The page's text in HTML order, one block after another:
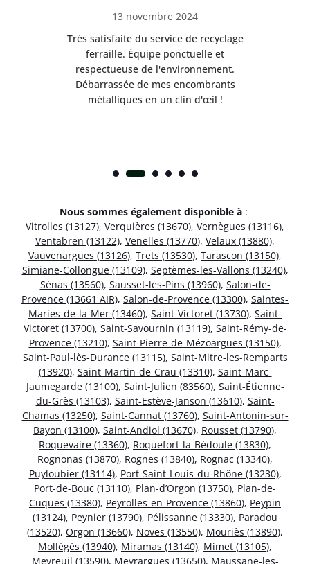
13 novembre 2024
Très satisfaite du service de recyclage
ferraille. Équipe ponctuelle et
respectueuse de l'environnement.
Débarrassée de mes encombrants
métalliques en un clin d'œil !
Nous sommes également disponible à :
Vitrolles (13127), Verquières (13670), Vernègues (13116),
Ventabren (13122), Venelles (13770), Velaux (13880),
Vauvenargues (13126), Trets (13530), Tarascon (13150),
Simiane-Collongue (13109), Septèmes-les-Vallons (13240),
Sénas (13560), Sausset-les-Pins (13960), Salon-de-
Provence (13661 AIR), Salon-de-Provence (13300), Saintes-
Maries-de-la-Mer (13460), Saint-Victoret (13730), Saint-
Victoret (13700), Saint-Savournin (13119), Saint-Rémy-de-
Provence (13210), Saint-Pierre-de-Mézoargues (13150),
Saint-Paul-lès-Durance (13115), Saint-Mitre-les-Remparts
(13920), Saint-Martin-de-Crau (13310), Saint-Marc-
Jaumegarde (13100), Saint-Julien (83560), Saint-Étienne-
du-Grès (13103), Saint-Estève-Janson (13610), Saint-
Chamas (13250), Saint-Cannat (13760), Saint-Antonin-sur-
Bayon (13100), Saint-Andiol (13670), Rousset (13790),
Roquevaire (13360), Roquefort-la-Bédoule (13830),
Rognonas (13870), Rognes (13840), Rognac (13340),
Puyloubier (13114), Port-Saint-Louis-du-Rhône (13230),
Port-de-Bouc (13110), Plan-d’Orgon (13750), Plan-de-
Cuques (13380), Peyrolles-en-Provence (13860), Peypin
(13124), Peynier (13790), Pélissanne (13330), Paradou
(13520), Orgon (13660), Noves (13550), Mouriès (13890),
Mollégès (13940), Miramas (13140), Mimet (13105),
Meyreuil (13590), Meyrargues (13650), Maussane-les-